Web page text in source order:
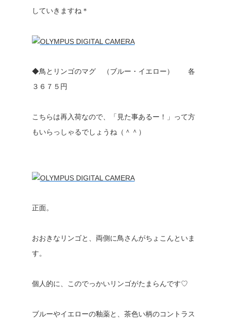
していきますね＊
◆鳥とリンゴのマグ （ブルー・イエロー） 各
３６７５円
こちらは再入荷なので、「見た事あるー！」って方
もいらっしゃるでしょうね（＾＾）
正面。
おおきなリンゴと、両側に鳥さんがちょこんといま
す。
個人的に、このでっかいリンゴがたまらんです♡
ブルーやイエローの釉薬と、茶色い柄のコントラス